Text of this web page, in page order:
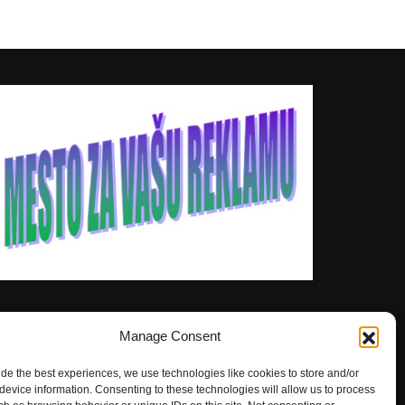
Manage Consent
the best experiences, we use technologies like cookies to store and/or
information. Consenting to these technologies will allow us to process